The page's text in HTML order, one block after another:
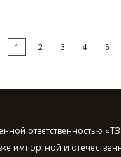
1 2 3 4 5
ответственностью
импортной и